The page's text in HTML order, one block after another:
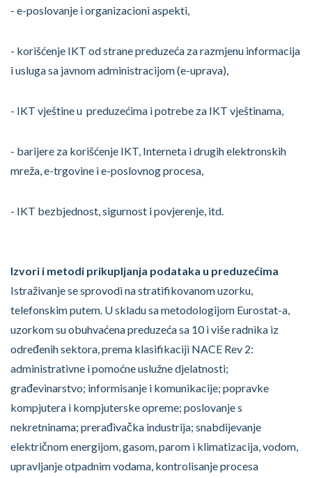
- e-poslovanje i organizacioni aspekti,
- korišćenje IKT od strane preduzeća za razmjenu informacija
i usluga sa javnom administracijom (e-uprava),
- IKT vještine u preduzećima i potrebe za IKT vještinama,
- barijere za korišćenje IKT, Interneta i drugih elektronskih
mreža, e-trgovine i e-poslovnog procesa,
- IKT bezbjednost, sigurnost i povjerenje, itd.
Izvori i metodi prikupljanja podataka u preduzećima
Istraživanje se sprovodi na stratifikovanom uzorku,
telefonskim putem. U skladu sa metodologijom Eurostat-a,
uzorkom su obuhvaćena preduzeća sa 10 i više radnika iz
određenih sektora, prema klasifikaciji NACE Rev 2:
administrativne i pomoćne uslužne djelatnosti;
građevinarstvo; informisanje i komunikacije; popravke
kompjutera i kompjuterske opreme; poslovanje s
nekretninama; prerađivačka industrija; snabdijevanje
električnom energijom, gasom, parom i klimatizacija, vodom,
upravljanje otpadnim vodama, kontrolisanje procesa